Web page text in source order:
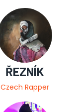
ŘEZNÍK
Czech Rapper